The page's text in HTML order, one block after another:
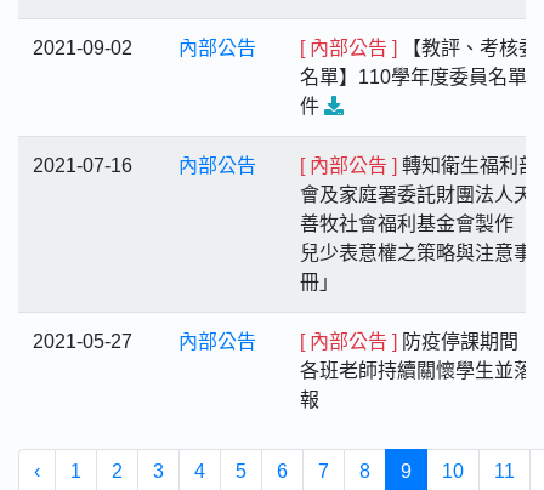
2021-09-02 內部公告 [ 內部公告 ]
【教評、考核委
名單】110學年度委員名單
件
2021-07-16 內部公告 [ 內部公告 ] 轉知衛生福利部
會及家庭署委託財團法人天
善牧社會福利基金會製作「
兒少表意權之策略與注意事
冊」
2021-05-27 內部公告 [ 內部公告 ] 防疫停課期間，
各班老師持續關懷學生並落
報
‹ 1 2 3 4 5 6 7 8 9 10 11